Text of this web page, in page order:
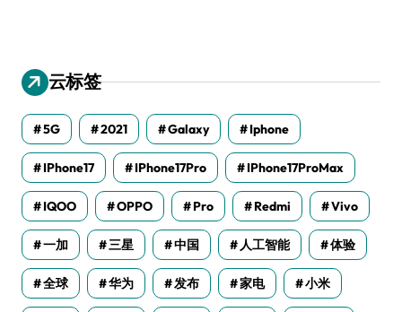
云标签
5G 2021 Galaxy Iphone
IPhone17 IPhone17Pro IPhone17ProMax
IQOO OPPO Pro Redmi Vivo
一加 三星 中国 人工智能 体验
全球 华为 发布 家电 小米